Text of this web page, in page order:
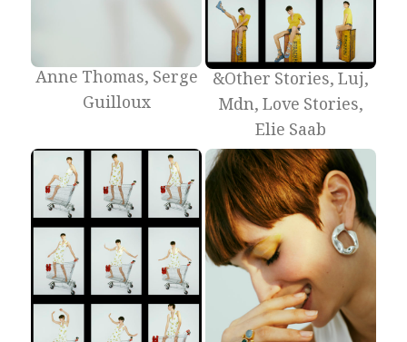
Anne Thomas, Serge
Guilloux
&Other Stories, Luj,
Mdn, Love Stories,
Elie Saab